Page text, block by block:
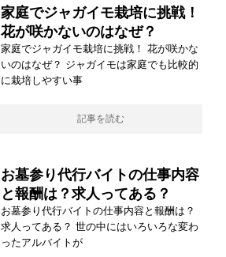
家庭でジャガイモ栽培に挑戦！
花が咲かないのはなぜ？
家庭でジャガイモ栽培に挑戦！ 花が咲かな
いのはなぜ？ ジャガイモは家庭でも比較的
に栽培しやすい事
記事を読む
お墓参り代行バイトの仕事内容
と報酬は？求人ってある？
お墓参り代行バイトの仕事内容と報酬は？
求人ってある？ 世の中にはいろいろな変わ
ったアルバイトが